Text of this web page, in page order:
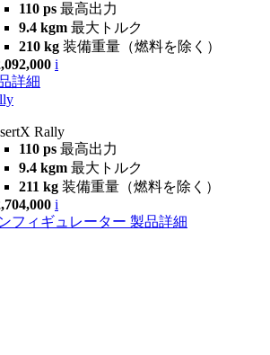
110 ps 最高出力
9.4 kgm 最大トルク
210 kg 装備重量（燃料を除く）
i
詳細
Rally
110 ps 最高出力
9.4 kgm 最大トルク
211 kg 装備重量（燃料を除く）
i
フィギュレーター 製品詳細